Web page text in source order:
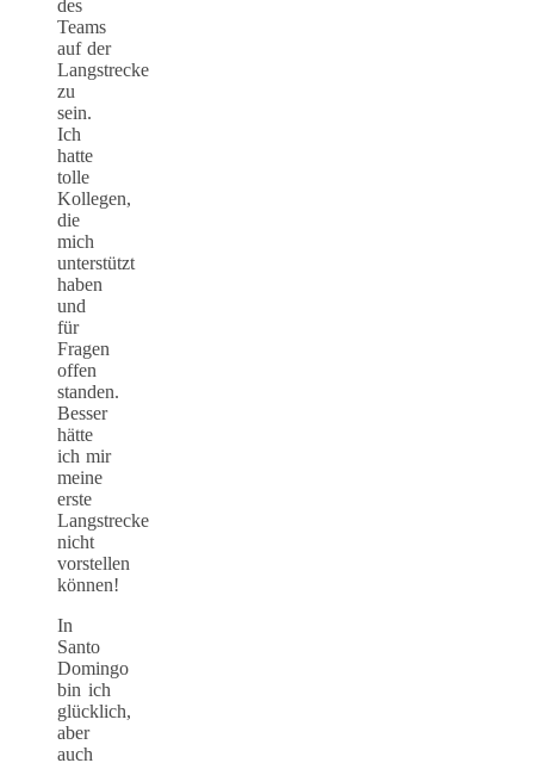
des
Teams
auf der
Langstrecke
zu
sein.
Ich
hatte
tolle
Kollegen,
die
mich
unterstützt
haben
und
für
Fragen
offen
standen.
Besser
hätte
ich mir
meine
erste
Langstrecke
nicht
vorstellen
können!
In
Santo
Domingo
bin ich
glücklich,
aber
auch